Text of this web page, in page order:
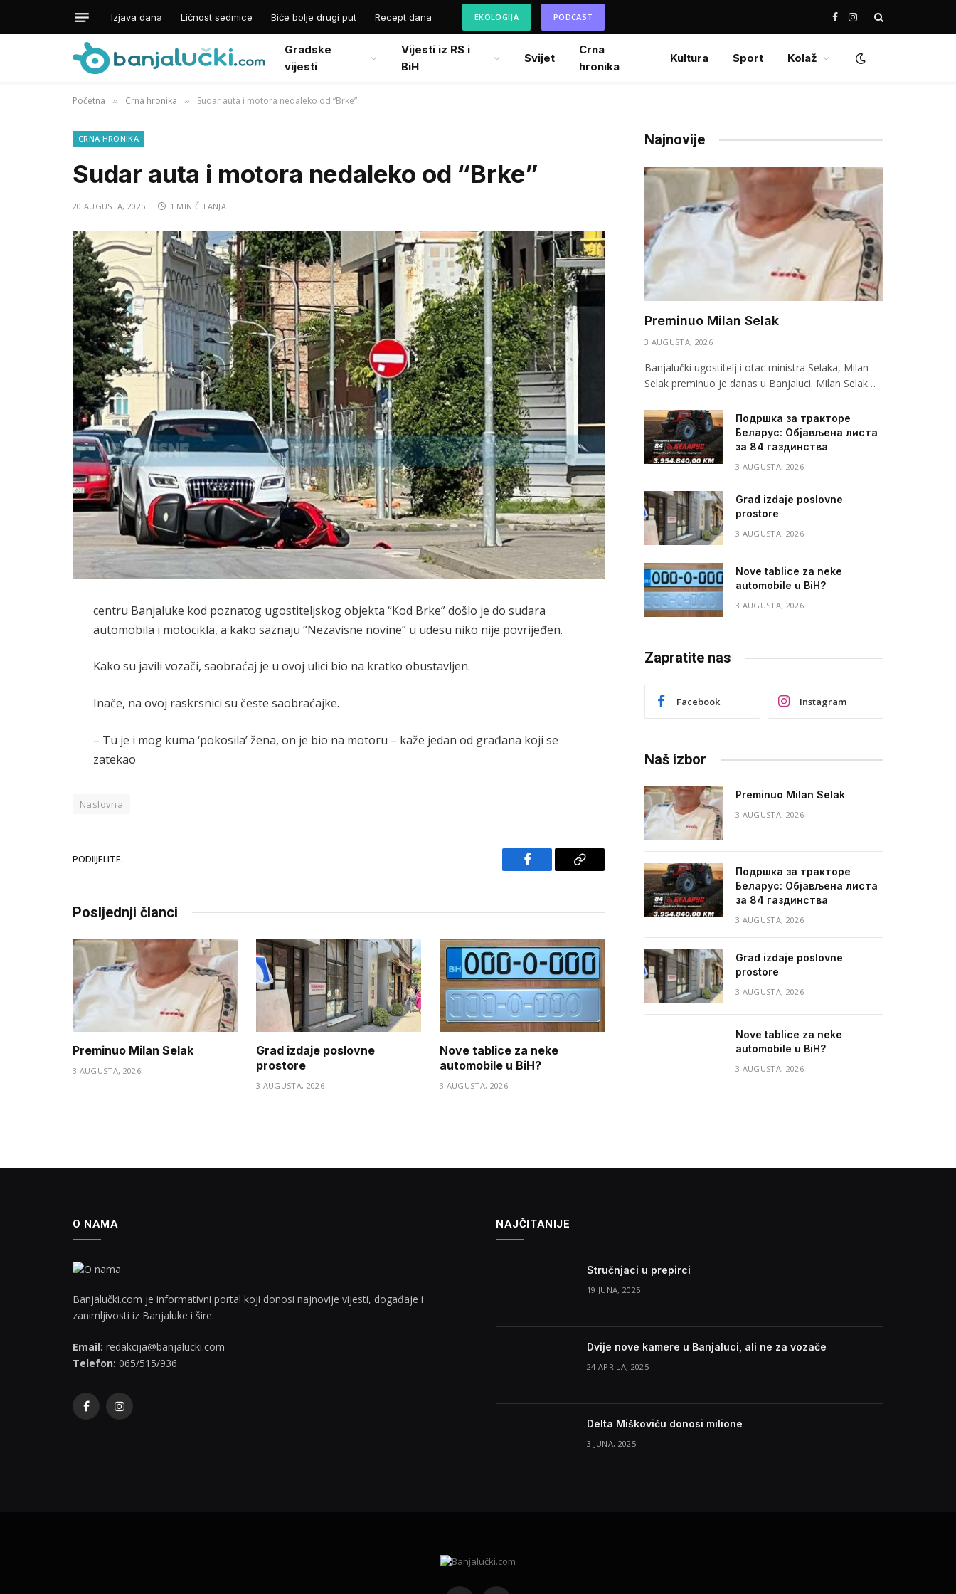
Izjava dana Ličnost sedmice Biće bolje drugi put Recept dana EKOLOGIJA PODCAST Facebook
Instagram
Gradske
vijesti
Vijesti iz RS i
BiH
Svijet
Crna
hronika
Kultura Sport Kolaž
Početna » Crna hronika » Sudar auta i motora nedaleko od “Brke”
CRNA HRONIKA
Sudar auta i motora nedaleko od “Brke”
20 AUGUSTA, 2025 1 MIN ČITANJA
centru Banjaluke kod poznatog ugostiteljskog objekta “Kod Brke” došlo je do sudara
automobila i motocikla, a kako saznaju “Nezavisne novine” u udesu niko nije povrijeđen.
Kako su javili vozači, saobraćaj je u ovoj ulici bio na kratko obustavljen.
Inače, na ovoj raskrsnici su česte saobraćajke.
– Tu je i mog kuma ‘pokosila’ žena, on je bio na motoru – kaže jedan od građana koji se
zatekao
Naslovna
PODIIJELITE.
Facebook Copy
Posljednji članci
Preminuo Milan Selak
3 AUGUSTA, 2026
Grad izdaje poslovne
prostore
3 AUGUSTA, 2026
Nove tablice za neke
automobile u BiH?
3 AUGUSTA, 2026
Najnovije
Preminuo Milan Selak
3 AUGUSTA, 2026
Banjalučki ugostitelj i otac ministra Selaka, Milan
Selak preminuo je danas u Banjaluci. Milan Selak…
Подршка за тракторе
Беларус: Објављена листа
за 84 газдинства
3 AUGUSTA, 2026
Grad izdaje poslovne
prostore
3 AUGUSTA, 2026
Nove tablice za neke
automobile u BiH?
3 AUGUSTA, 2026
Zapratite nas
Facebook Instagram
Naš izbor
Preminuo Milan Selak
3 AUGUSTA, 2026
Подршка за тракторе
Беларус: Објављена листа
за 84 газдинства
3 AUGUSTA, 2026
Grad izdaje poslovne
prostore
3 AUGUSTA, 2026
Nove tablice za neke
automobile u BiH?
3 AUGUSTA, 2026
O NAMA
Banjalučki.com je informativni portal koji donosi najnovije vijesti, događaje i
zanimljivosti iz Banjaluke i šire.
Email: redakcija@banjalucki.com
Telefon: 065/515/936
FacebookInstagram
NAJČITANIJE
Stručnjaci u prepirci
19 JUNA, 2025
Dvije nove kamere u Banjaluci, ali ne za vozače
24 APRILA, 2025
Delta Miškoviću donosi milione
3 JUNA, 2025